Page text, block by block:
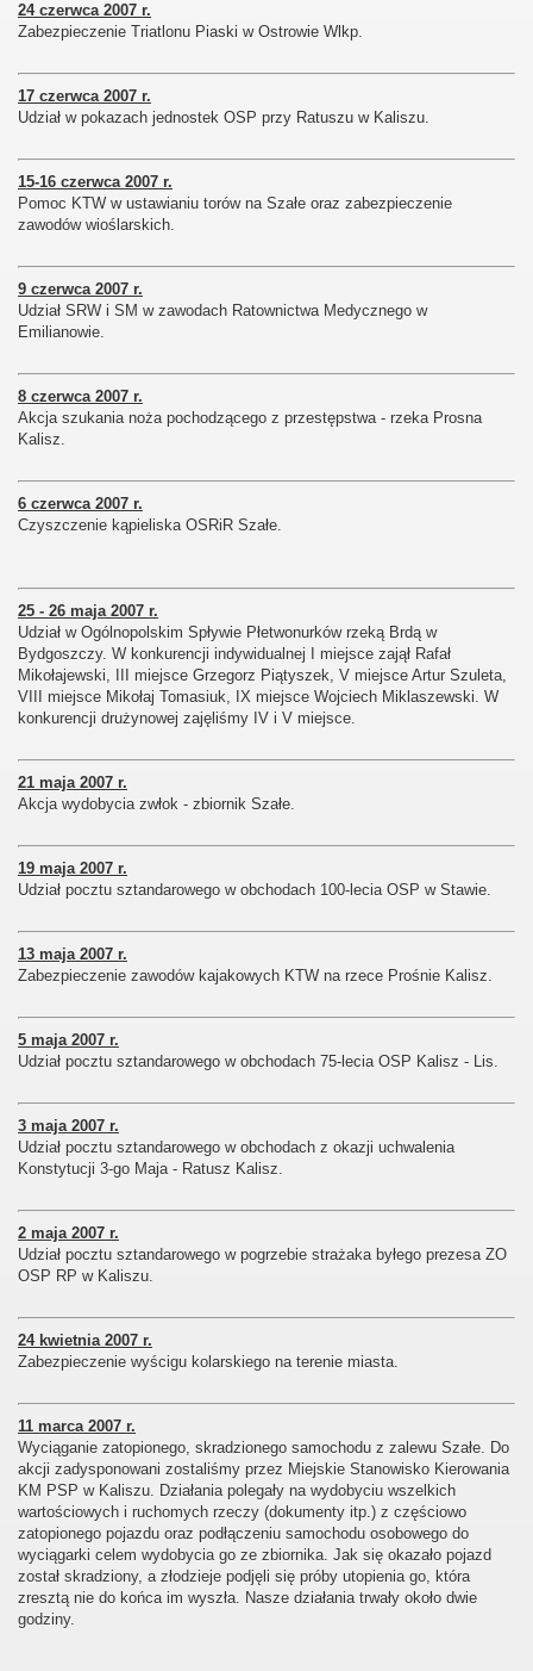
24 czerwca 2007 r.
Zabezpieczenie Triatlonu Piaski w Ostrowie Wlkp.
17 czerwca 2007 r.
Udział w pokazach jednostek OSP przy Ratuszu w Kaliszu.
15-16 czerwca 2007 r.
Pomoc KTW w ustawianiu torów na Szałe oraz zabezpieczenie
zawodów wioślarskich.
9 czerwca 2007 r.
Udział SRW i SM w zawodach Ratownictwa Medycznego w
Emilianowie.
8 czerwca 2007 r.
Akcja szukania noża pochodzącego z przestępstwa - rzeka Prosna
Kalisz.
6 czerwca 2007 r.
Czyszczenie kąpieliska OSRiR Szałe.
25 - 26 maja 2007 r.
Udział w Ogólnopolskim Spływie Płetwonurków rzeką Brdą w
Bydgoszczy. W konkurencji indywidualnej I miejsce zajął Rafał
Mikołajewski, III miejsce Grzegorz Piątyszek, V miejsce Artur Szuleta,
VIII miejsce Mikołaj Tomasiuk, IX miejsce Wojciech Miklaszewski. W
konkurencji drużynowej zajęliśmy IV i V miejsce.
21 maja 2007 r.
Akcja wydobycia zwłok - zbiornik Szałe.
19 maja 2007 r.
Udział pocztu sztandarowego w obchodach 100-lecia OSP w Stawie.
13 maja 2007 r.
Zabezpieczenie zawodów kajakowych KTW na rzece Prośnie Kalisz.
5 maja 2007 r.
Udział pocztu sztandarowego w obchodach 75-lecia OSP Kalisz - Lis.
3 maja 2007 r.
Udział pocztu sztandarowego w obchodach z okazji uchwalenia
Konstytucji 3-go Maja - Ratusz Kalisz.
2 maja 2007 r.
Udział pocztu sztandarowego w pogrzebie strażaka byłego prezesa ZO
OSP RP w Kaliszu.
24 kwietnia 2007 r.
Zabezpieczenie wyścigu kolarskiego na terenie miasta.
11 marca 2007 r.
Wyciąganie zatopionego, skradzionego samochodu z zalewu Szałe. Do
akcji zadysponowani zostaliśmy przez Miejskie Stanowisko Kierowania
KM PSP w Kaliszu. Działania polegały na wydobyciu wszelkich
wartościowych i ruchomych rzeczy (dokumenty itp.) z częściowo
zatopionego pojazdu oraz podłączeniu samochodu osobowego do
wyciągarki celem wydobycia go ze zbiornika. Jak się okazało pojazd
został skradziony, a złodzieje podjęli się próby utopienia go, która
zresztą nie do końca im wyszła. Nasze działania trwały około dwie
godziny.